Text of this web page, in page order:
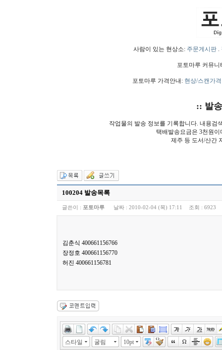
사람이 있는 현상소: 주문게시판.
포토마루 커뮤
포토마루 가격안내: 현상/스캔가격
:: 발
작업물의 발송 정보를 기록합니다. 내용검
택배발송요금은 3천원
제주 등 도서/산간
100204 발송목록
글쓴이 : 포토마루 날짜 : 2010-02-04 (목) 17:11 조회 : 6923
김춘식 400661156766
장정호 400661156770
허진 400661156781
스타일 굴림 10pt